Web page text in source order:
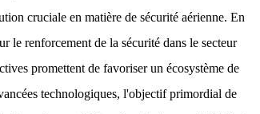
cruciale en matière de sécurité aérienne. En
le renforcement de la sécurité dans le secteur
promettent de favoriser un écosystème de
technologiques, l'objectif primordial de